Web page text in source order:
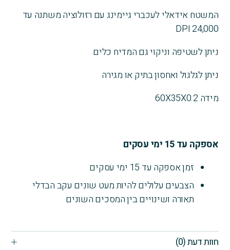
המשטח אידאלי לעכברי גיימינג עם רזולוציה משתנה עד
24,000 DPI
ניתן לשטיפה וניקוי גם המדיח כלים
ניתן לגלגול ואחסון בתיק או מגירה
מידה 60X35X0.2
אספקה עד 15 ימי עסקים
זמן אספקה עד 15 ימי עסקים
הצבעים עלולים להיות מעט שונים עקב הבדלי
תאורה ושינויים בין המסכים השונים
חוות דעת (0)